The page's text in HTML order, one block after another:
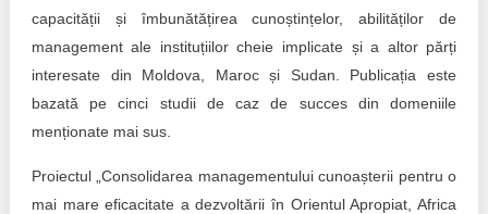
capacității și îmbunătățirea cunoștințelor, abilităților de
management ale instituțiilor cheie implicate și a altor părți
interesate din Moldova, Maroc și Sudan. Publicația este
bazată pe cinci studii de caz de succes din domeniile
menționate mai sus.
Proiectul „Consolidarea managementului cunoașterii pentru o
mai mare eficacitate a dezvoltării în Orientul Apropiat, Africa